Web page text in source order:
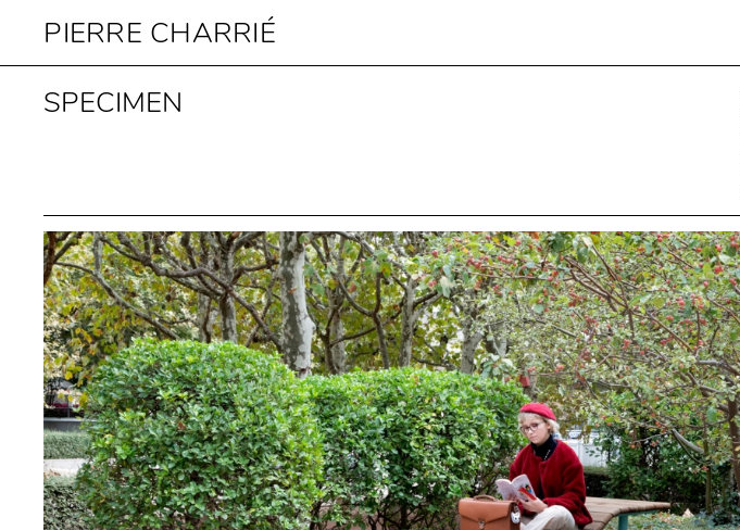
PIERRE CHARRIÉ
SPECIMEN